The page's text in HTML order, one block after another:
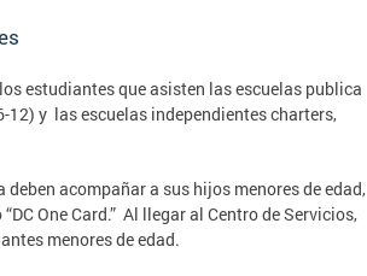
estudiantes que asisten las escuelas publica
12) y las escuelas independientes charters,
acompañar a sus hijos menores de edad,
One Card.” Al llegar al Centro de Servicios,
menores de edad.